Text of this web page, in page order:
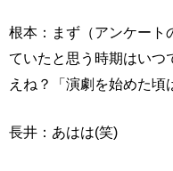
根本：まず（アンケート
ていたと思う時期はいつ
えね？「演劇を始めた頃
長井：あはは(笑)